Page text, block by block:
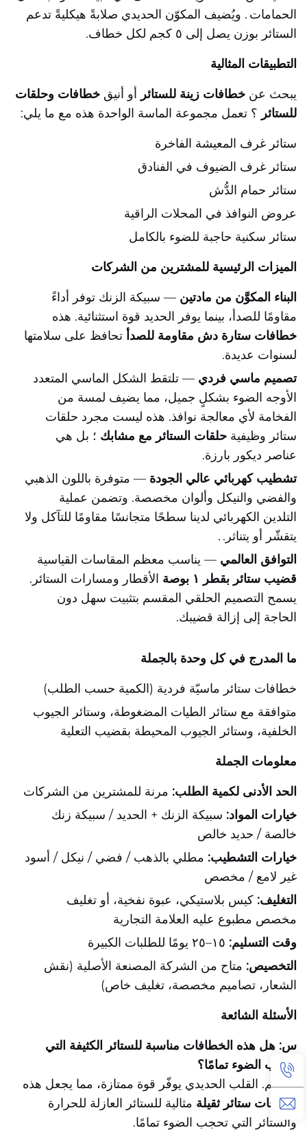
الحمامات. ويُضيف المكوّن الحديدي صلابةً هيكليةً تدعم
الستائر بوزن يصل إلى ٥ كجم لكل خطاف.
التطبيقات المثالية
يبحث عن خطافات زينة للستائر أو أنيق خطافات وحلقات
للستائر ؟ تعمل مجموعة الماسة الواحدة هذه مع ما يلي:
ستائر غرف المعيشة الفاخرة
ستائر غرف الضيوف في الفنادق
ستائر حمام الدُّش
عروض النوافذ في المحلات الراقية
ستائر سكنية حاجبة للضوء بالكامل
الميزات الرئيسية للمشترين من الشركات
البناء المكوَّن من مادتين — سبيكة الزنك توفر أداءً
مقاومًا للصدأ، بينما يوفر الحديد قوة استثنائية. هذه
خطافات ستارة دش مقاومة للصدأ تحافظ على سلامتها
لسنوات عديدة.
تصميم ماسي فردي — تلتقط الشكل الماسي المتعدد
الأوجه الضوء بشكلٍ جميل، مما يضيف لمسة من
الفخامة لأي معالجة نوافذ. هذه ليست مجرد حلقات
ستائر وظيفية حلقات الستائر مع مشابك ؛ بل هي
عناصر ديكور بارزة.
تشطيب كهربائي عالي الجودة — متوفرة باللون الذهبي
والفضي والنيكل وألوان مخصصة. وتضمن عملية
التلدين الكهربائي لدينا سطحًا متجانسًا مقاومًا للتآكل ولا
يتقشّر أو يتناثر..
التوافق العالمي — يناسب معظم المقاسات القياسية
قضيب ستائر بقطر ١ بوصة
الأقطار ومسارات الستائر.
يسمح التصميم الحلقي المقسم بتثبيت سهل دون
الحاجة إلى إزالة قضيبك.
ما المدرج في كل وحدة بالجملة
خطافات ستائر ماسيّة فردية (الكمية حسب الطلب)
متوافقة مع ستائر الطيات المضغوطة، وستائر الجيوب
الخلفية، وستائر الجيوب المحيطة بقضيب التعلية
معلومات الجملة
الحد الأدنى لكمية الطلب: مرنة للمشترين من الشركات
خيارات المواد: سبيكة الزنك + الحديد / سبيكة زنك
خالصة / حديد خالص
خيارات التشطيب: مطلي بالذهب / فضي / نيكل / أسود
غير لامع / مخصص
التغليف: كيس بلاستيكي، عبوة نفخية، أو تغليف
مخصص مطبوع عليه العلامة التجارية
وقت التسليم: ١٥–٢٥ يومًا للطلبات الكبيرة
التخصيص: متاح من الشركة المصنعة الأصلية (نقش
الشعار، تصاميم مخصصة، تغليف خاص)
الأسئلة الشائعة
س: هل هذه الخطافات مناسبة للستائر الكثيفة التي
تحجب الضوء تمامًا؟
ج:نعم. القلب الحديدي يوفّر قوة ممتازة، مما يجعل هذه
خطافات ستائر ثقيلة مثالية للستائر العازلة للحرارة
والستائر التي تحجب الضوء تمامًا.